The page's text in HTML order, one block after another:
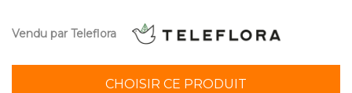
Vendu par Teleflora
CHOISIR CE PRODUIT